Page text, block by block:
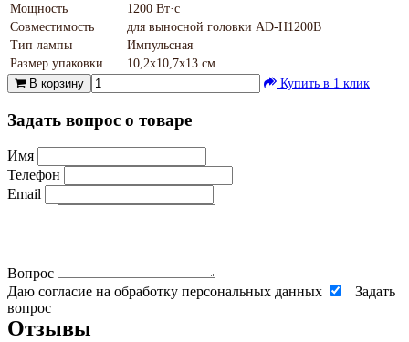
Мощность
1200 Вт·с
Совместимость
для выносной головки AD-Н1200В
Тип лампы
Импульсная
Размер упаковки
10,2х10,7х13 см
В корзину
Купить в 1 клик
Задать вопрос о товаре
Имя
Телефон
Email
Вопрос
Даю согласие на обработку персональных данных
Задать
вопрос
Отзывы